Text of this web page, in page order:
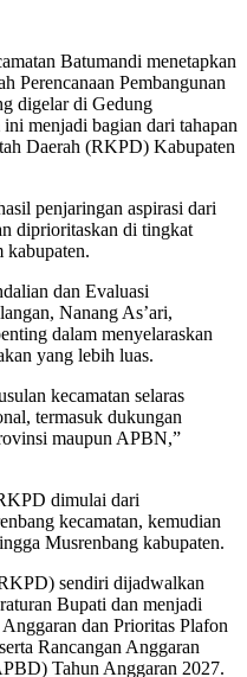
Batumandi menetapkan
Perencanaan Pembangunan
digelar di Gedung
menjadi bagian dari tahapan
Daerah (RKPD) Kabupaten
penjaringan aspirasi dari
diprioritaskan di tingkat
kabupaten.
dan Evaluasi
Nanang As’ari,
dalam menyelaraskan
yang lebih luas.
kecamatan selaras
termasuk dukungan
maupun APBN,”
dimulai dari
kecamatan, kemudian
Musrenbang kabupaten.
sendiri dijadwalkan
Bupati dan menjadi
dan Prioritas Plafon
Rancangan Anggaran
Tahun Anggaran 2027.